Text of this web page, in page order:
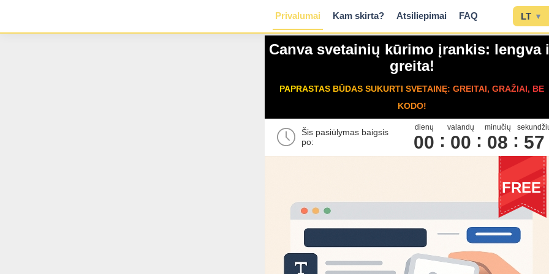
Privalumai Kam skirta? Atsiliepimai FAQ LT ▾
Canva svetainių kūrimo įrankis: lengva
greita!
PAPRASTAS BŪDAS SUKURTI SVETAINĘ: GREITAI, GRAŽIAI, BE
KODO!
Šis pasiūlymas baigsis
po:
dienų
00
valandų
00
minučių
08 56
FREE